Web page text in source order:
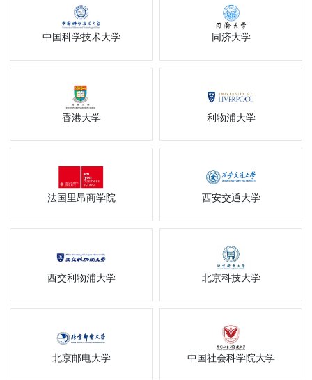
中国科学技术大学 同济大学
香港大学 利物浦大学
法国里昂商学院 西安交通大学
西交利物浦大学 北京科技大学
北京邮电大学 中国社会科学院大学